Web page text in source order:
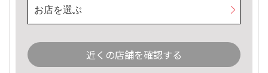
お店を選ぶ
近くの店舗を確認する